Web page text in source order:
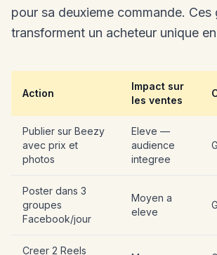
pour sa deuxieme commande. Ces
transforment un acheteur unique
Action
Impact sur
les ventes
Publier sur Beezy
avec prix et
photos
Eleve —
audience
integree
Poster dans 3
groupes
Facebook/jour
Moyen a
eleve
Creer 2 Reels